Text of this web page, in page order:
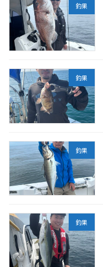
釣果
釣果
釣果
釣果